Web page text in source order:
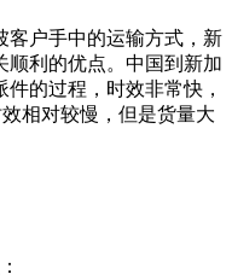
客户手中的运输方式，新
顺利的优点。中国到新加
的过程，时效非常快，
相对较慢，但是货量大